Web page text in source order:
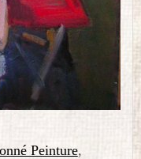
Peinture,